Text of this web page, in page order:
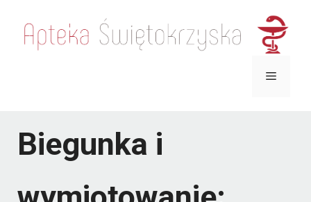
Menu
Biegunka i